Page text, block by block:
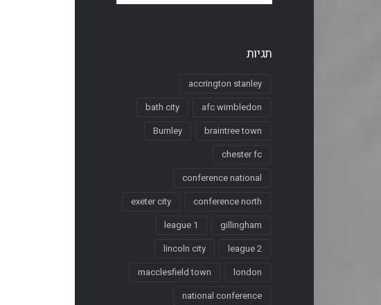
תגיות
accrington stanley
afc wimbledon
bath city
braintree town
Burnley
chester fc
conference national
conference north
exeter city
gillingham
league 1
league 2
lincoln city
london
macclesfield town
national conference